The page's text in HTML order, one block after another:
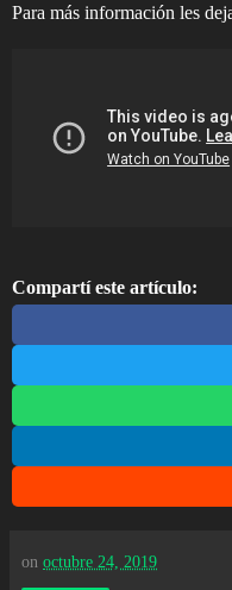
Para más información les
Compartí este artículo:
on octubre 24, 2019